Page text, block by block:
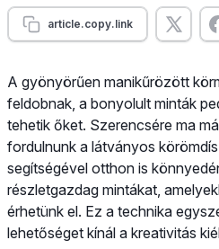
article.copy.link
A gyönyörűen manikűrözött
feldobnak, a bonyolult minták
tehetik őket. Szerencsére ma
fordulnunk a látványos
segítségével otthon is
részletgazdag mintákat,
érhetünk el. Ez a technika
lehetőséget kínál a kreativitás